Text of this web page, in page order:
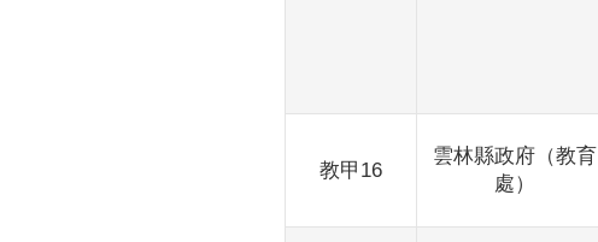
教甲16
雲林縣政府（教育
處）